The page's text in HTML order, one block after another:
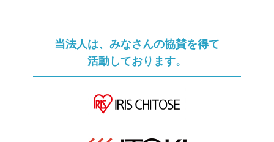
当法人は、みなさんの協賛を得て
活動しております。